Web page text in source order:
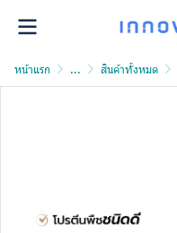
หน้าแรก ... สินค้าทั้งหมด